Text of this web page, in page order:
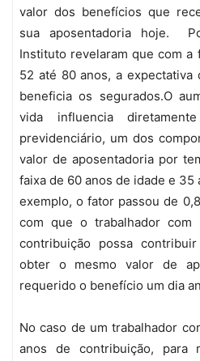
valor dos benefícios que
sua aposentadoria hoje.
Instituto revelaram que com a
52 até 80 anos, a expectativa
beneficia os segurados.O
vida influencia
previdenciário, um dos
valor de aposentadoria por
faixa de 60 anos de idade e
exemplo, o fator passou de
com que o trabalhador
contribuição possa
obter o mesmo valor de
requerido o benefício um dia
No caso de um trabalhador
anos de contribuição, para